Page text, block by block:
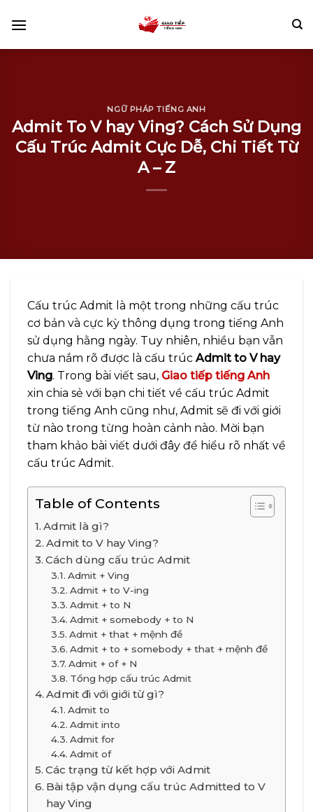
NGỮ PHÁP TIẾNG ANH
Admit To V hay Ving? Cách Sử Dụng
Cấu Trúc Admit Cực Dễ, Chi Tiết Từ
A – Z
Cấu trúc Admit là một trong những cấu trúc
cơ bản và cực kỳ thông dụng trong tiếng Anh
sử dụng hằng ngày. Tuy nhiên, nhiều bạn vẫn
chưa nắm rõ được là cấu trúc Admit to V hay
Ving. Trong bài viết sau, Giao tiếp tiếng Anh
xin chia sẻ với bạn chi tiết về cấu trúc Admit
trong tiếng Anh cũng như, Admit sẽ đi với giới
từ nào trong từng hoàn cảnh nào. Mời bạn
tham khảo bài viết dưới đây để hiểu rõ nhất về
cấu trúc Admit.
Table of Contents
Admit là gì?
Admit to V hay Ving?
Cách dùng cấu trúc Admit
Admit + Ving
Admit + to V-ing
Admit + to N
Admit + somebody + to N
Admit + that + mệnh đề
Admit + to + somebody + that + mệnh đề
Admit + of + N
Tổng hợp cấu trúc Admit
Admit đi với giới từ gì?
Admit to
Admit into
Admit for
Admit of
Các trạng từ kết hợp với Admit
Bài tập vận dụng cấu trúc Admitted to V
hay Ving